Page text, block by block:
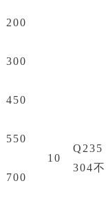
10
Q235
304
200
300
450
550
700